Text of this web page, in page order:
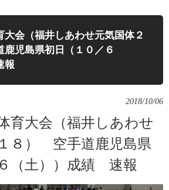
大会（福井しあわせ元気国体２
児島県初日（１０／６
報
2018/10/06
育大会（福井しあわせ
８） 空手道鹿児島県
（土））成績 速報